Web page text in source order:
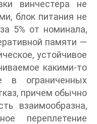
винчестера не
блок питания не
5% от номинала,
памяти —
устойчивое
какими-то
в ограниченных
причем обычно
взаимообразна,
переплетение